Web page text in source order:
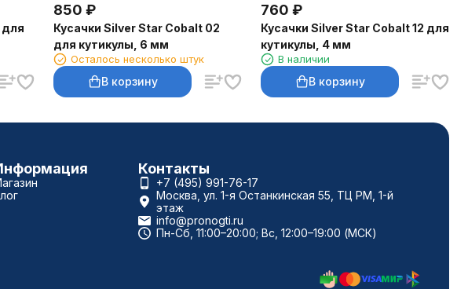
для
850 ₽
Кусачки Silver Star Cobalt 02
для кутикулы, 6 мм
Осталось несколько штук
В корзину
760 ₽
Кусачки Silver Star Cobalt 12 для
кутикулы, 4 мм
В наличии
В корзину
Контакты
+7 (495) 991-76-17
Москва, ул. 1-я Останкинская 55, ТЦ РМ, 1-й
этаж
info@pronogti.ru
Пн-Сб, 11:00–20:00; Вс, 12:00–19:00 (МСК)